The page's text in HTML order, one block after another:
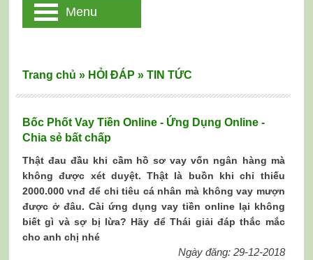
Bốc Phốt Vay Tiền Online - Ứng Dụng Online -
Chia sẻ bất chấp
Thật đau đầu khi cầm hồ sơ vay vốn ngân hàng mà
không được xét duyệt. Thật là buồn khi chỉ thiếu
2000.000 vnđ để chi tiêu cá nhân mà không vay mượn
được ở đâu. Cài ứng dụng vay tiền online lại không
biết gì và sợ bị lừa? Hãy để Thái giải đáp thắc mắc
cho anh chị nhé
Ngày đăng: 29-12-2018
Trang chủ » HỎI ĐÁP » TIN TỨC
Menu